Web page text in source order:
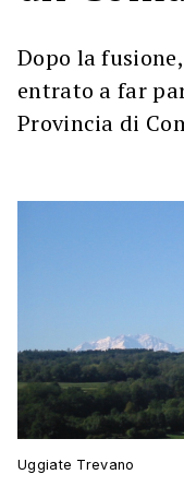
Dopo la
entrato a far
Provincia di
Uggiate Trevano